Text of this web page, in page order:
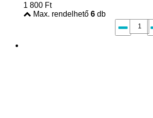
1 800 Ft
Max. rendelhető 6 db